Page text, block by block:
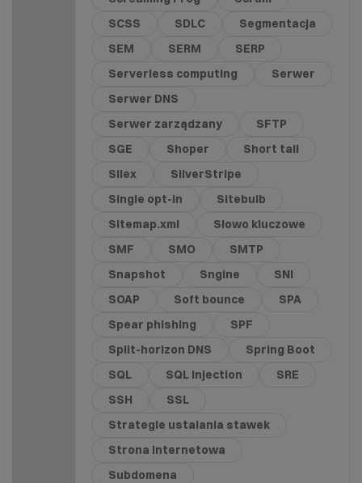
SCSS
SDLC
Segmentacja
SEM
SERM
SERP
Serverless computing
Serwer
Serwer DNS
Serwer zarządzany
SFTP
SGE
Shoper
Short tail
Silex
SilverStripe
Single opt-in
Sitebulb
Sitemap.xml
Słowo kluczowe
SMF
SMO
SMTP
Snapshot
Sngine
SNI
SOAP
Soft bounce
SPA
Spear phishing
SPF
Split-horizon DNS
Spring Boot
SQL
SQL Injection
SRE
SSH
SSL
Strategie ustalania stawek
Strona internetowa
Subdomena